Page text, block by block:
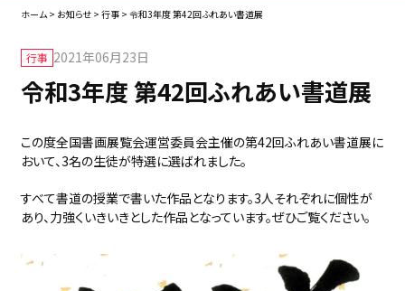
ホーム> お知らせ> 行事> 令和3年度 第42回ふれあい書道展
行事 2021年06月23日
令和3年度 第42回ふれあい書道展
この度全国書画展覧会運営委員会主催の第42回ふれあい書道展に
おいて、3名の生徒が特選に選ばれました。
すべて書道の授業で書いた作品となります。3人それぞれに個性が
あり、力強くいきいきとした作品となっています。ぜひご覧ください。